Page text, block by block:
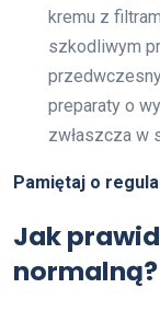
kremu z
szkodliwym
preparaty o
zwłaszcza w
Pamiętaj o
Jak
normalną?